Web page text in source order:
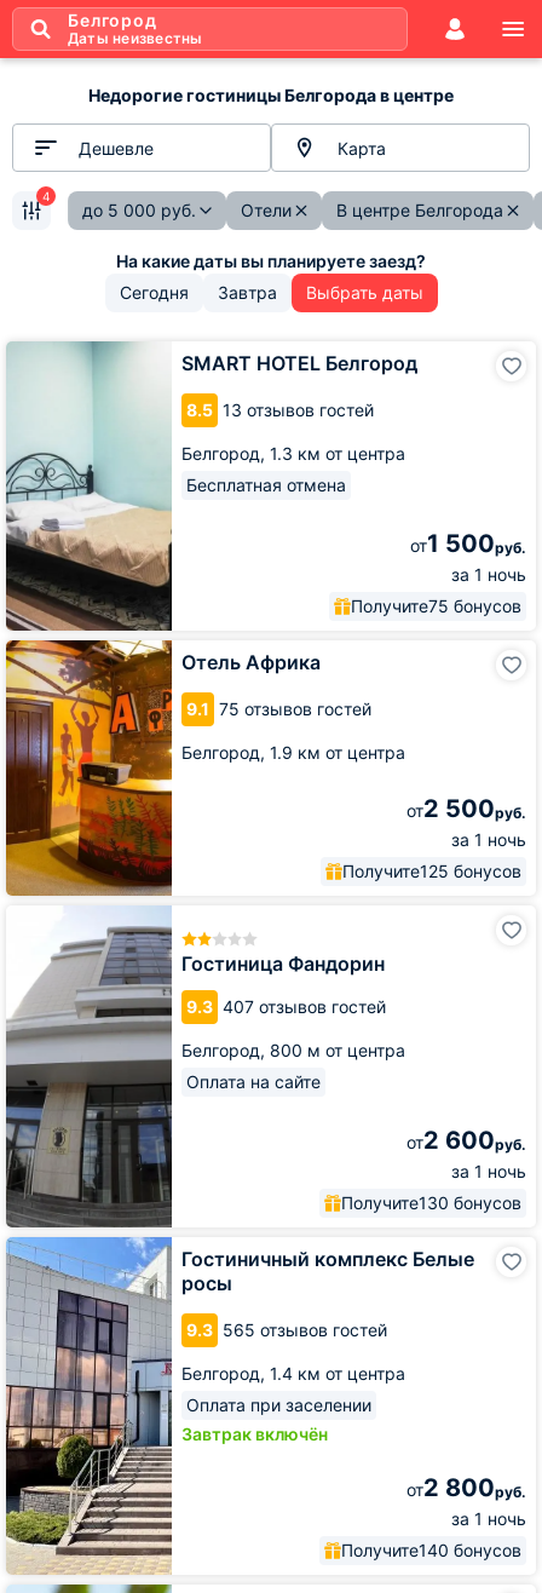
Белгород
Даты неизвестны
Недорогие гостиницы Белгорода в центре
Дешевле Карта
до 5 000 руб. Отели В центре Белгорода
4
Сегодня Завтра Выбрать даты
SMART HOTEL Белгород
8.5 13 отзывов гостей
Белгород, 1.3 км от центра
Бесплатная отмена
от1 500руб.
за 1 ночь
Получите75 бонусов
SMART
Отель Африка
9.1 75 отзывов гостей
Белгород, 1.9 км от центра
от2 500руб.
за 1 ночь
Получите125 бонусов
Отель
Африка
Гостиница Фандорин
9.3 407 отзывов гостей
Белгород, 800 м от центра
Оплата на сайте
от2 600руб.
за 1 ночь
Получите130 бонусов
Гостиничный комплекс Белые
росы
9.3 565 отзывов гостей
Белгород, 1.4 км от центра
Оплата при заселении
Завтрак включён
от2 800руб.
за 1 ночь
Получите140 бонусов
Гостиничный
комплекс
Белые
росы